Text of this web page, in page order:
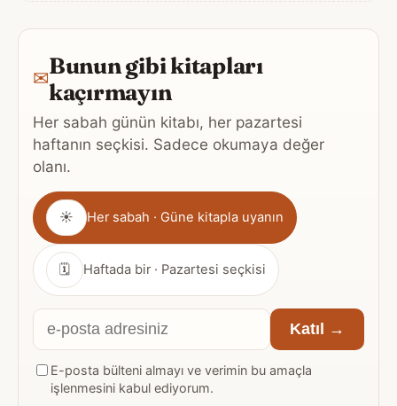
✉Bunun gibi kitapları
kaçırmayın
Her sabah günün kitabı, her pazartesi
haftanın seçkisi. Sadece okumaya değer
olanı.
Gönderim
sıklığı
☀ Her sabah · Güne kitapla uyanın
🗓 Haftada bir · Pazartesi seçkisi
E-
posta
adresiniz
Katıl →
E-posta bülteni almayı ve verimin bu amaçla
işlenmesini kabul ediyorum.